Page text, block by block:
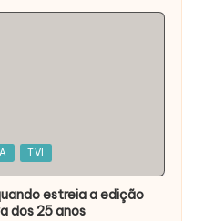
TVI
estreia a edição
dos 25 anos